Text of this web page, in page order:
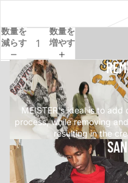
数量を
減らす
数量を
増やす
MEISTER's ideal is to
process, while removing
resulting in the